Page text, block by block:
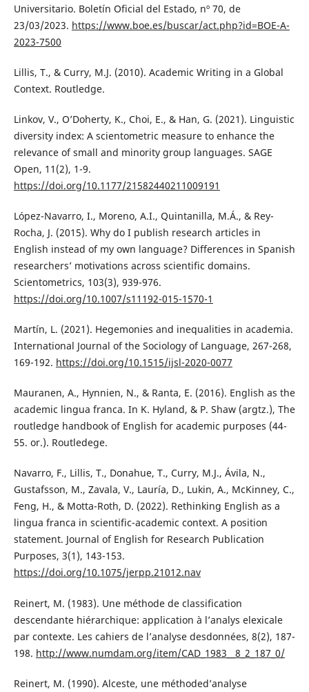
Universitario. Boletín Oficial del Estado, nº 70, de
23/03/2023. https://www.boe.es/buscar/act.php?id=BOE-A-
2023-7500
Lillis, T., & Curry, M.J. (2010). Academic Writing in a Global
Context. Routledge.
Linkov, V., O’Doherty, K., Choi, E., & Han, G. (2021). Linguistic
diversity index: A scientometric measure to enhance the
relevance of small and minority group languages. SAGE
Open, 11(2), 1-9.
https://doi.org/10.1177/21582440211009191
López-Navarro, I., Moreno, A.I., Quintanilla, M.Á., & Rey-
Rocha, J. (2015). Why do I publish research articles in
English instead of my own language? Differences in Spanish
researchers’ motivations across scientific domains.
Scientometrics, 103(3), 939-976.
https://doi.org/10.1007/s11192-015-1570-1
Martín, L. (2021). Hegemonies and inequalities in academia.
International Journal of the Sociology of Language, 267-268,
169-192. https://doi.org/10.1515/ijsl-2020-0077
Mauranen, A., Hynnien, N., & Ranta, E. (2016). English as the
academic lingua franca. In K. Hyland, & P. Shaw (argtz.), The
routledge handbook of English for academic purposes (44-
55. or.). Routledege.
Navarro, F., Lillis, T., Donahue, T., Curry, M.J., Ávila, N.,
Gustafsson, M., Zavala, V., Lauría, D., Lukin, A., McKinney, C.,
Feng, H., & Motta-Roth, D. (2022). Rethinking English as a
lingua franca in scientific-academic context. A position
statement. Journal of English for Research Publication
Purposes, 3(1), 143-153.
https://doi.org/10.1075/jerpp.21012.nav
Reinert, M. (1983). Une méthode de classification
descendante hiérarchique: application à l’analys elexicale
par contexte. Les cahiers de l’analyse desdonnées, 8(2), 187-
198. http://www.numdam.org/item/CAD_1983__8_2_187_0/
Reinert, M. (1990). Alceste, une méthoded’analyse